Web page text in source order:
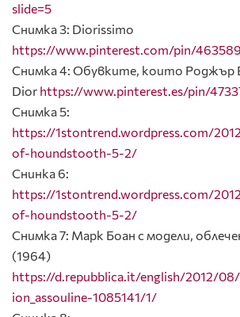
slide=5
Снимка 3: Diorissimo
https://www.pinterest.com/pin/
Снимка 4: Oбувките, които Роджър
Dior https://www.pinterest.es/pin/
Снимка 5:
https://1stontrend.wordpress.com/
of-houndstooth-5-2/
Снинка 6:
https://1stontrend.wordpress.com/
of-houndstooth-5-2/
Снимка 7: Марк Боан с модели,
(1964)
https://d.repubblica.it/english/2012/
ion_assouline-1085141/1/